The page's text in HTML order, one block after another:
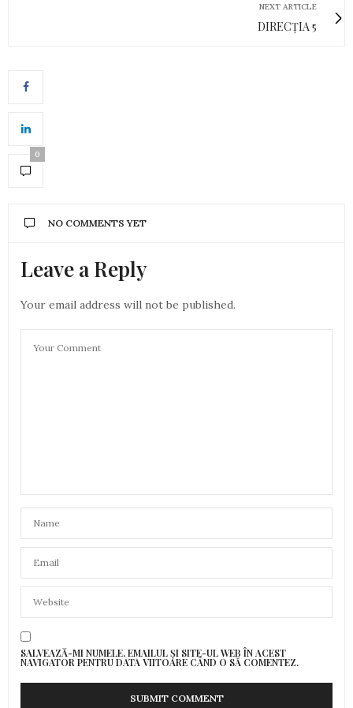
NEXT ARTICLE
DIRECȚIA 5
0
NO COMMENTS YET
Leave a Reply
Your email address will not be published.
SALVEAZĂ-MI NUMELE, EMAILUL ȘI SITE-UL WEB ÎN ACEST
NAVIGATOR PENTRU DATA VIITOARE CÂND O SĂ COMENTEZ.